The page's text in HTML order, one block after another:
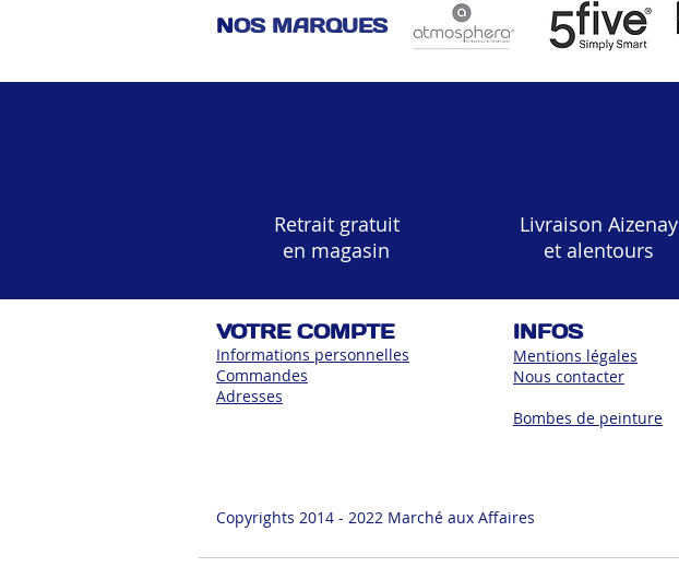
NOS MARQUES
Retrait gratuit
en magasin
Livraison Aizenay
et alentours
VOTRE COMPTE
Informations personnelles
Commandes
Adresses
INFOS
Mentions légales
Nous contacter
Bombes de peinture
Copyrights 2014 - 2022 Marché aux Affaires